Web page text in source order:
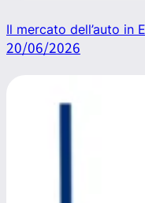
Il mercato dell’auto in
20/06/2026